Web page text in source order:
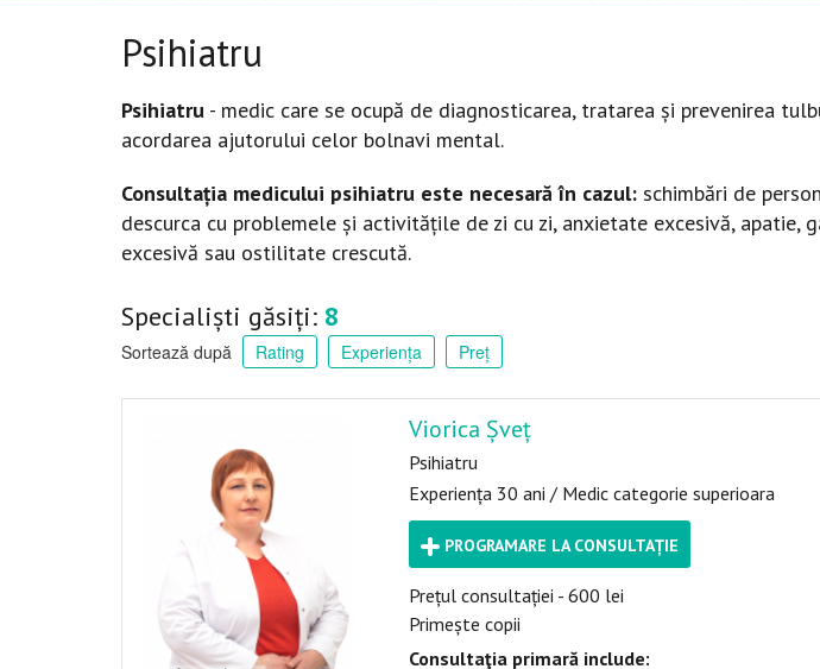
Psihiatru
Psihiatru - medic care se ocupă de diagnosticarea, tratarea și prevenirea
acordarea ajutorului celor bolnavi mental.
Consultația medicului psihiatru este necesară în cazul: schimbări de
descurca cu problemele și activitățile de zi cu zi, anxietate excesivă, apatie,
excesivă sau ostilitate crescută.
Specialiști găsiți: 8
Sortează după Rating Experiența Preț
Viorica Șveț
Psihiatru
Experiența 30 ani / Medic categorie superioara
PROGRAMARE LA CONSULTAȚIE
Prețul consultației - 600 lei
Primește copii
Consultaţia primară include: